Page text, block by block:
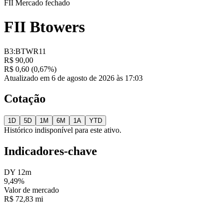
FII Mercado fechado
FII Btowers
B3:BTWR11
R$ 90,00
R$ 0,60 (0,67%)
Atualizado em 6 de agosto de 2026 às 17:03
Cotação
1D 5D 1M 6M 1A YTD
Histórico indisponível para este ativo.
Indicadores-chave
DY 12m
9,49%
Valor de mercado
R$ 72,83 mi